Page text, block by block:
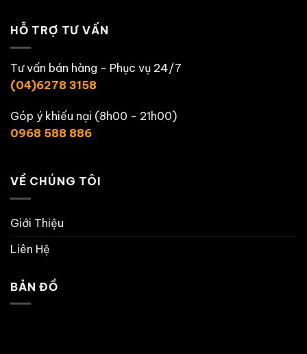
HỖ TRỢ TƯ VẤN
Tư vấn bán hàng - Phục vụ 24/7
(04)6278 3158
Góp ý khiếu nại (8h00 - 21h00)
0968 588 886
VỀ CHÚNG TÔI
Giới Thiệu
Liên Hệ
BẢN ĐỒ